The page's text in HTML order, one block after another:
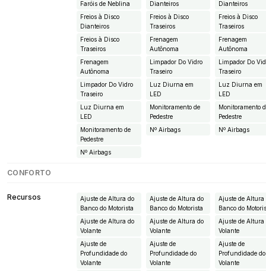
Faróis de Neblina
Freios à Disco
Dianteiros
Freios à Disco
Traseiros
Frenagem
Autônoma
Limpador Do Vidro
Traseiro
Luz Diurna em
LED
Monitoramento de
Pedestre
Nº Airbags
Dianteiros
Freios à Disco
Traseiros
Frenagem
Autônoma
Limpador Do Vidro
Traseiro
Luz Diurna em
LED
Monitoramento de
Pedestre
Nº Airbags
Dianteiros
Freios à Disco
Traseiros
Frenagem
Autônoma
Limpador Do
Traseiro
Luz Diurna em
LED
Monitoramento
Pedestre
Nº Airbags
CONFORTO
Recursos
Ajuste de Altura do
Banco do Motorista
Ajuste de Altura do
Volante
Ajuste de
Profundidade do
Volante
Ajuste de Altura do
Banco do Motorista
Ajuste de Altura do
Volante
Ajuste de
Profundidade do
Volante
Ajuste de Altura
Banco do
Ajuste de Altura
Volante
Ajuste de
Profundidade do
Volante